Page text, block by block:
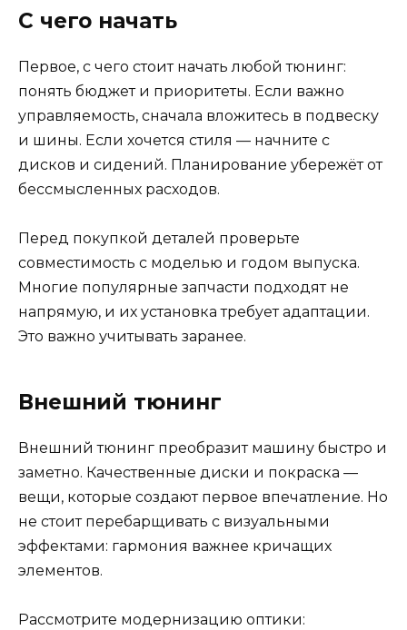
С чего начать
Первое, с чего стоит начать любой тюнинг:
понять бюджет и приоритеты. Если важно
управляемость, сначала вложитесь в подвеску
и шины. Если хочется стиля — начните с
дисков и сидений. Планирование убережёт от
бессмысленных расходов.
Перед покупкой деталей проверьте
совместимость с моделью и годом выпуска.
Многие популярные запчасти подходят не
напрямую, и их установка требует адаптации.
Это важно учитывать заранее.
Внешний тюнинг
Внешний тюнинг преобразит машину быстро и
заметно. Качественные диски и покраска —
вещи, которые создают первое впечатление. Но
не стоит перебарщивать с визуальными
эффектами: гармония важнее кричащих
элементов.
Рассмотрите модернизацию оптики: